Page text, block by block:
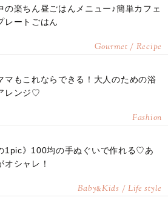
の楽ちん昼ごはんメニュー♪簡単カフェ
レートごはん
Gourmet / Recipe
マもこれならできる！大人のための浴
レンジ♡
Fashion
1pic》100均の手ぬぐいで作れる♡あ
オシャレ！
Baby&Kids / Life style